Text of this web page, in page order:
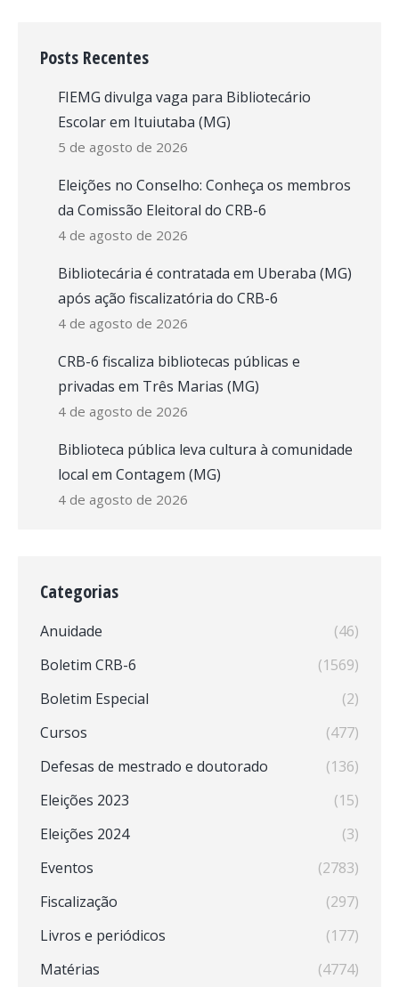
Posts Recentes
FIEMG divulga vaga para Bibliotecário
Escolar em Ituiutaba (MG)
5 de agosto de 2026
Eleições no Conselho: Conheça os membros
da Comissão Eleitoral do CRB-6
4 de agosto de 2026
Bibliotecária é contratada em Uberaba (MG)
após ação fiscalizatória do CRB-6
4 de agosto de 2026
CRB-6 fiscaliza bibliotecas públicas e
privadas em Três Marias (MG)
4 de agosto de 2026
Biblioteca pública leva cultura à comunidade
local em Contagem (MG)
4 de agosto de 2026
Categorias
Anuidade
(46)
Boletim CRB-6
(1569)
Boletim Especial
(2)
Cursos
(477)
Defesas de mestrado e doutorado
(136)
Eleições 2023
(15)
Eleições 2024
(3)
Eventos
(2783)
Fiscalização
(297)
Livros e periódicos
(177)
Matérias
(4774)